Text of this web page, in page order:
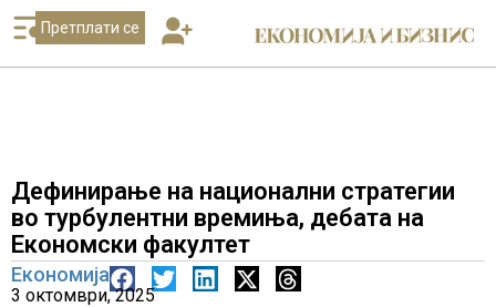
Претплати се
Дефинирање на национални стратегии
во турбулентни времиња, дебата на
Економски факултет
Економија
3 октомври, 2025